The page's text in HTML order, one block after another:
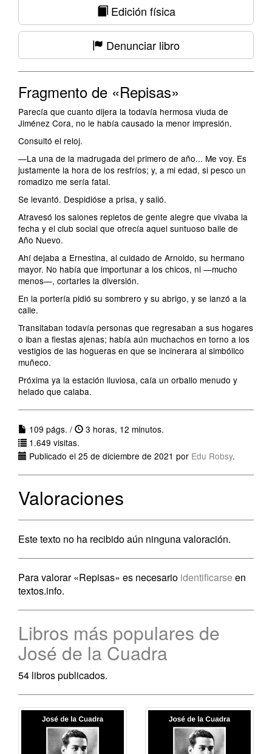
Edición física
Denunciar libro
Fragmento de «Repisas»
Parecía que cuanto dijera la todavía hermosa viuda de
Jiménez Cora, no le había causado la menor impresión.
Consultó el reloj.
—La una de la madrugada del primero de año... Me voy. Es
justamente la hora de los resfríos; y, a mi edad, si pesco un
romadizo me sería fatal.
Se levantó. Despidióse a prisa, y salió.
Atravesó los salones repletos de gente alegre que vivaba la
fecha y el club social que ofrecía aquel suntuoso baile de
Año Nuevo.
Ahí dejaba a Ernestina, al cuidado de Arnoldo, su hermano
mayor. No había que importunar a los chicos, ni —mucho
menos—, cortarles la diversión.
En la portería pidió su sombrero y su abrigo, y se lanzó a la
calle.
Transitaban todavía personas que regresaban a sus hogares
o iban a fiestas ajenas; había aún muchachos en torno a los
vestigios de las hogueras en que se incinerara al simbólico
muñeco.
Próxima ya la estación lluviosa, caía un orballo menudo y
helado que calaba.
109 págs. /
3 horas, 12 minutos.
1.649 visitas.
Publicado el 25 de diciembre de 2021 por Edu Robsy.
Valoraciones
Este texto no ha recibido aún ninguna valoración.
Para valorar «Repisas» es necesario identificarse en
textos.info.
Libros más populares de
José de la Cuadra
54 libros publicados.